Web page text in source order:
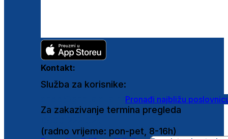
Kontakt:
Služba za korisnike:
Pronađi najbližu
Za zakazivanje termina pregleda
(radno vrijeme: pon-pet, 8-16h)